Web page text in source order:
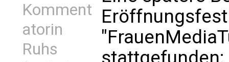
Komment
atorin
Ruhs